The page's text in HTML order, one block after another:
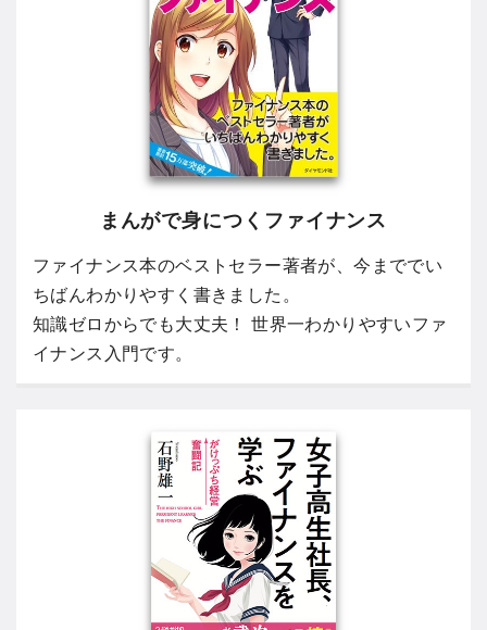
まんがで身につくファイナンス
ファイナンス本のベストセラー著者が、今まででい
ちばんわかりやすく書きました。
知識ゼロからでも大丈夫！ 世界一わかりやすいファ
イナンス入門です。